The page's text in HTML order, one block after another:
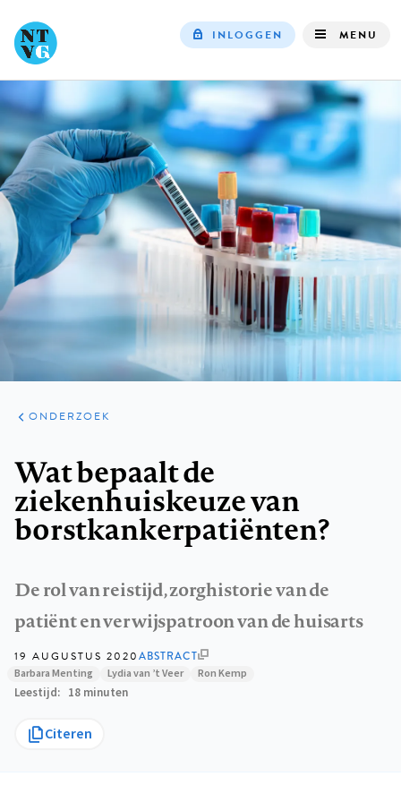
navigation
INLOGGEN MENU
De rol van reistijd, zorghistorie van de
patiënt en verwijspatroon van de huisarts
ARTIKELEN
ONDERZOEK
ONDERZOEK
Wat bepaalt de
ziekenhuiskeuze van
borstkankerpatiënten?
19 AUGUSTUS 2020ABSTRACT
Barbara Menting
Lydia van ’t Veer Ron Kemp
Leestijd 18 minuten
Citeren